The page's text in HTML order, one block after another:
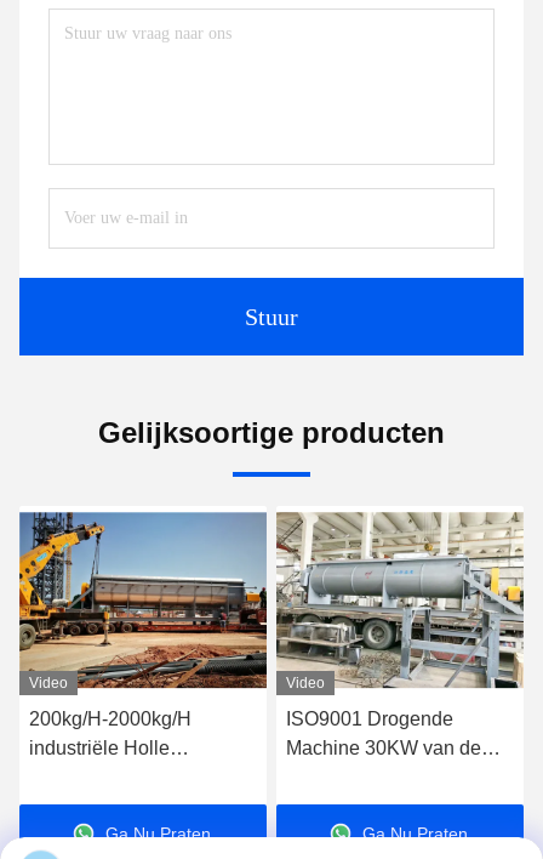
Stuur
Gelijksoortige producten
Video
200kg/H-2000kg/H
industriële Holle
Modder Concrete Mixer
Ga Nu Praten.
Video
ISO9001 Drogende
Machine 30KW van de
Holle Peddel Drogere
Bloem
Ga Nu Praten.